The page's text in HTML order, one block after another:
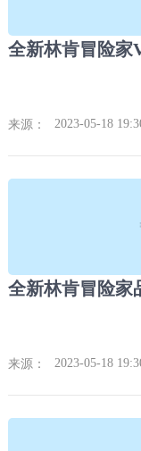
全新林肯冒险家
来源： 2023-05-18
全新林肯冒险家
来源： 2023-05-18